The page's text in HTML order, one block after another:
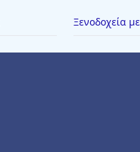
Ξενοδοχεία